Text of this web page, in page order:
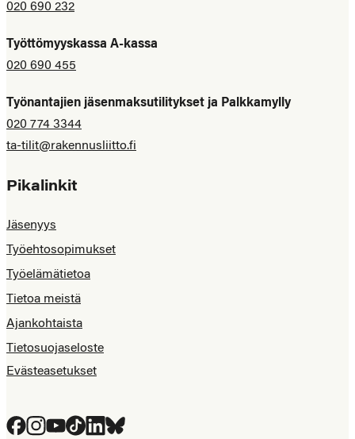
020 690 232
Työttömyyskassa A-kassa
020 690 455
Työnantajien jäsenmaksutilitykset ja Palkkamylly
020 774 3344
ta-tilit@rakennusliitto.fi
Pikalinkit
Jäsenyys
Työehtosopimukset
Työelämätietoa
Tietoa meistä
Ajankohtaista
Tietosuojaseloste
Evästeasetukset
Facebook
Instagram
YouTube
TiktokLinkedIn
Bluesky